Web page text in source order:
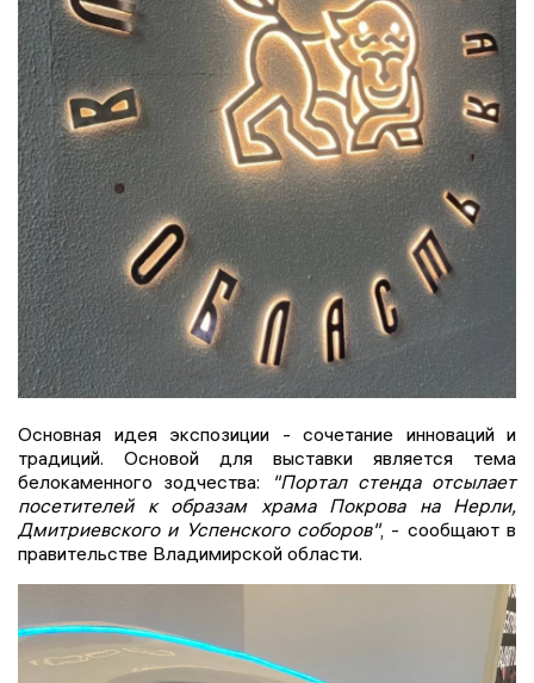
Основная идея экспозиции - сочетание инноваций и
традиций. Основой для выставки является тема
белокаменного зодчества:
"Портал стенда отсылает
посетителей к образам храма Покрова на Нерли,
Дмитриевского и Успенского соборов", - сообщают в
правительстве Владимирской области.